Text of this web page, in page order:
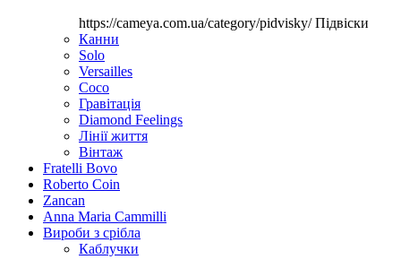
https://cameya.com.ua/category/pidvisky/Підвіски
Канни
Solo
Versailles
Coco
Гравітація
Diamond Feelings
Лінії життя
Вінтаж
Fratelli Bovo
Roberto Coin
Zancan
Anna Maria Cammilli
Вироби з срібла
Каблучки